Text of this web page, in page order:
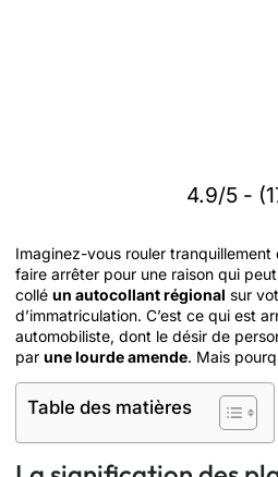
4.9/5 -
Imaginez-vous rouler
faire arrêter pour une raison qui
collé un autocollant régional sur
d’immatriculation. C’est ce qui est
automobiliste, dont le désir de
par une lourde amende. Mais
Table des matières